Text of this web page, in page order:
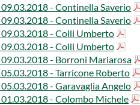
- Continella Saverio
- Continella Saverio
- Colli Umberto​
- Colli Umberto
- Borroni Mariarosa​​​​
- Tarricone Roberto​
- Garavaglia Angelo
- Colombo Michele